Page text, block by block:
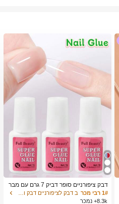
דבק ציפורניים סופר דביק 7 גרם עם מבר
שת, דבק ג'ל מהיר ייבוש, מתאים לציפורנ
יים מלאכותיות, ציפורני אקריל, ציפורני ה
1# רבי מכר
8.3k+ נמכר